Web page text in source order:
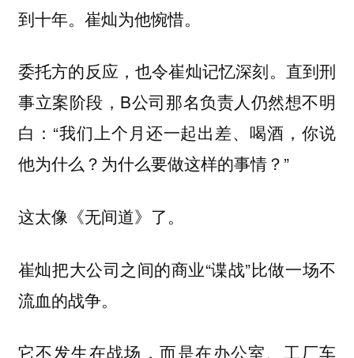
到十年。崔灿为他惋惜。
委托方的反应，也令崔灿记忆深刻。直到刑
事立案阶段，B公司那名负责人仍然想不明
白：“我们上个月还一起出差、喝酒，你说
他为什么？为什么要做这样的事情？”
这太像《无间道》了。
崔灿把大公司之间的商业“谍战”比做一场不
流血的战争。
它不发生在战场，而是在办公室、工厂车